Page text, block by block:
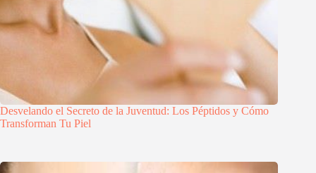
Desvelando el Secreto de la Juventud: Los Péptidos y Cómo
Transforman Tu Piel